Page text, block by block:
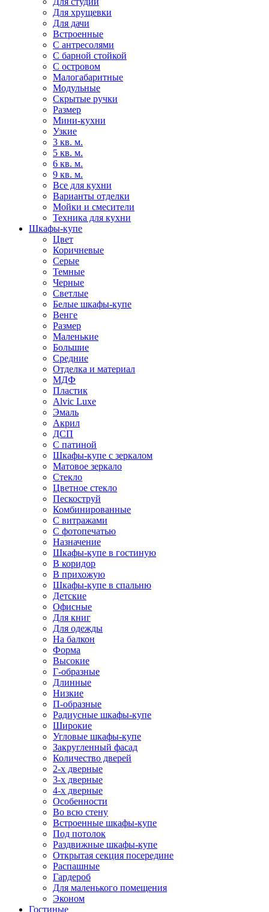
Для хрущевки
Для дачи
Встроенные
С антресолями
С барной стойкой
С островом
Малогабаритные
Модульные
Скрытые ручки
Размер
Мини-кухни
Узкие
3 кв. м.
5 кв. м.
6 кв. м.
9 кв. м.
Все для кухни
Варианты отделки
Мойки и смесители
Техника для кухни
Шкафы-купе
Цвет
Коричневые
Серые
Темные
Черные
Светлые
Белые шкафы-купе
Венге
Размер
Маленькие
Большие
Средние
Отделка и материал
МДФ
Пластик
Alvic Luxe
Эмаль
Акрил
ДСП
С патиной
Шкафы-купе с зеркалом
Матовое зеркало
Стекло
Цветное стекло
Пескоструй
Комбинированные
С витражами
С фотопечатью
Назначение
Шкафы-купе в гостиную
В коридор
В прихожую
Шкафы-купе в спальню
Детские
Офисные
Для книг
Для одежды
На балкон
Форма
Высокие
Г-образные
Длинные
Низкие
П-образные
Радиусные шкафы-купе
Широкие
Угловые шкафы-купе
Закругленный фасад
Количество дверей
2-х дверные
3-х дверные
4-х дверные
Особенности
Во всю стену
Встроенные шкафы-купе
Под потолок
Раздвижные шкафы-купе
Открытая секция посередине
Распашные
Гардероб
Для маленького помещения
Эконом
Гостиные